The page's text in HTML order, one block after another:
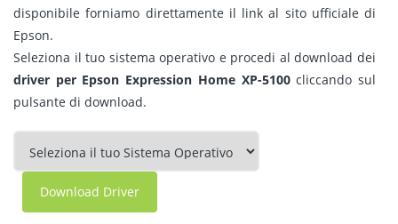
disponibile forniamo direttamente il link al sito ufficiale di
Epson.
Seleziona il tuo sistema operativo e procedi al download dei
driver per Epson Expression Home XP-5100cliccando sul
pulsante di download.
Download Driver